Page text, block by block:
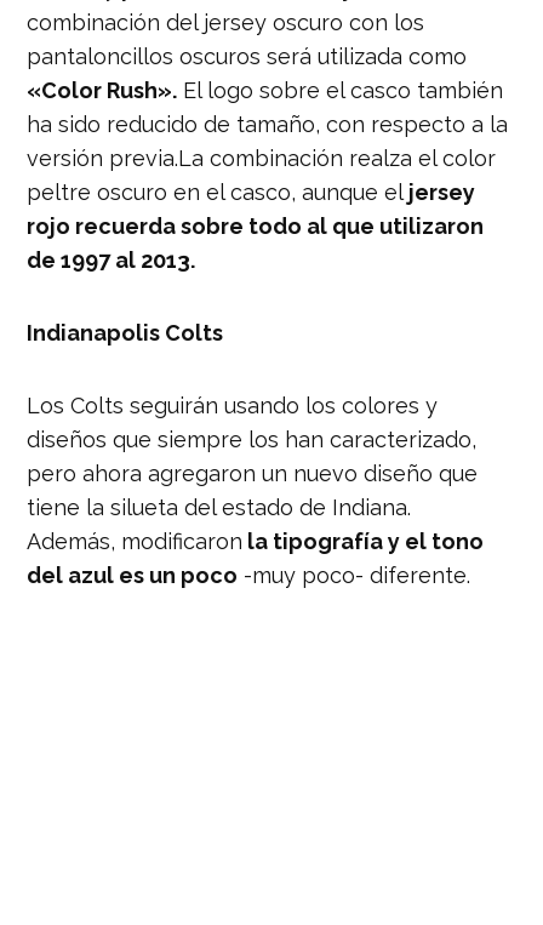
combinación del jersey oscuro con los
pantaloncillos oscuros será utilizada como
«Color Rush». El logo sobre el casco también
ha sido reducido de tamaño, con respecto a la
versión previa.La combinación realza el color
peltre oscuro en el casco, aunque el jersey
rojo recuerda sobre todo al que utilizaron
de 1997 al 2013.
Indianapolis Colts
Los Colts seguirán usando los colores y
diseños que siempre los han caracterizado,
pero ahora agregaron un nuevo diseño que
tiene la silueta del estado de Indiana.
Además, modificaron la tipografía y el tono
del azul es un poco -muy poco- diferente.